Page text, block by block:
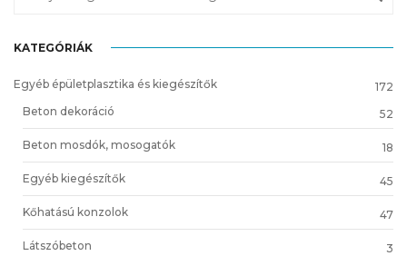
KATEGÓRIÁK
Egyéb épületplasztika és kiegészítők
172
Beton dekoráció
52
Beton mosdók, mosogatók 18
Egyéb kiegészítők 45
Kőhatású konzolok 47
Látszóbeton 3